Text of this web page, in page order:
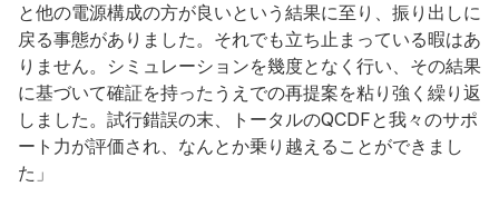
と他の電源構成の方が良いという結果に至り、振り出しに
戻る事態がありました。それでも立ち止まっている暇はあ
りません。シミュレーションを幾度となく行い、その結果
に基づいて確証を持ったうえでの再提案を粘り強く繰り返
しました。試行錯誤の末、トータルのQCDFと我々のサポ
ート力が評価され、なんとか乗り越えることができまし
た」